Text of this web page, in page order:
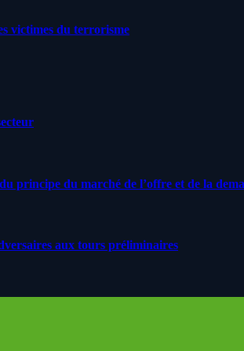
victimes du terrorisme
principe du marché de l’offre et de la
aux tours préliminaires